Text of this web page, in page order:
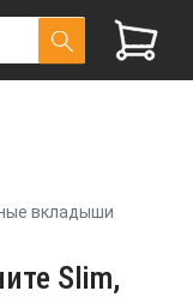
вкладыши
Slim,